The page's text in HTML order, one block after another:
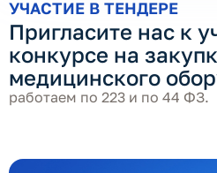
УЧАСТИЕ В ТЕНДЕРЕ
Пригласите нас к
конкурсе на
медицинского
работаем по 223 и по 44 ФЗ.